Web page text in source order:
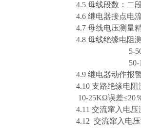
4.5 母线段数：二
4.6 继电器接点电
4.7 母线电压测量
4.8 母线绝缘电阻
5-50KΩ
50-100KΩ
4.9 继电器动作报
4.10 支路绝缘电
10-25KΩ误差≤20
4.11 交流窜入电
4.12 交流窜入电